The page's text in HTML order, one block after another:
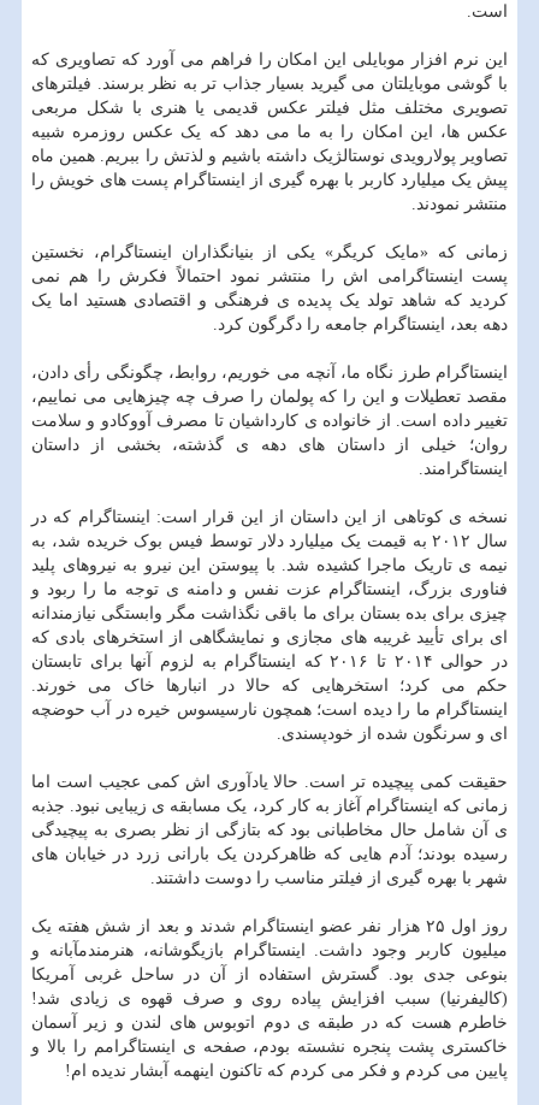
است.
این نرم افزار موبایلی این امکان را فراهم می آورد که تصاویری که
با گوشی موبایلتان می گیرید بسیار جذاب تر به نظر برسند. فیلترهای
تصویری مختلف مثل فیلتر عکس قدیمی یا هنری با شکل مربعی
عکس ها، این امکان را به ما می دهد که یک عکس روزمره شبیه
تصاویر پولارویدی نوستالژیک داشته باشیم و لذتش را ببریم. همین ماه
پیش یک میلیارد کاربر با بهره گیری از اینستاگرام پست های خویش را
منتشر نمودند.
زمانی که «مایک کریگر» یکی از بنیانگذاران اینستاگرام، نخستین
پست اینستاگرامی اش را منتشر نمود احتمالاً فکرش را هم نمی
کردید که شاهد تولد یک پدیده ی فرهنگی و اقتصادی هستید اما یک
دهه بعد، اینستاگرام جامعه را دگرگون کرد.
اینستاگرام طرز نگاه ما، آنچه می خوریم، روابط، چگونگی رأی دادن،
مقصد تعطیلات و این را که پولمان را صرف چه چیزهایی می نماییم،
تغییر داده است. از خانواده ی کارداشیان تا مصرف آووکادو و سلامت
روان؛ خیلی از داستان های دهه ی گذشته، بخشی از داستان
اینستاگرامند.
نسخه ی کوتاهی از این داستان از این قرار است: اینستاگرام که در
سال ۲۰۱۲ به قیمت یک میلیارد دلار توسط فیس بوک خریده شد، به
نیمه ی تاریک ماجرا کشیده شد. با پیوستن این نیرو به نیروهای پلید
فناوری بزرگ، اینستاگرام عزت نفس و دامنه ی توجه ما را ربود و
چیزی برای بده بستان برای ما باقی نگذاشت مگر وابستگی نیازمندانه
ای برای تأیید غریبه های مجازی و نمایشگاهی از استخرهای بادی که
در حوالی ۲۰۱۴ تا ۲۰۱۶ که اینستاگرام به لزوم آنها برای تابستان
حکم می کرد؛ استخرهایی که حالا در انبارها خاک می خورند.
اینستاگرام ما را دیده است؛ همچون نارسیسوس خیره در آب حوضچه
ای و سرنگون شده از خودپسندی.
حقیقت کمی پیچیده تر است. حالا یادآوری اش کمی عجیب است اما
زمانی که اینستاگرام آغاز به کار کرد، یک مسابقه ی زیبایی نبود. جذبه
ی آن شامل حال مخاطبانی بود که بتازگی از نظر بصری به پیچیدگی
رسیده بودند؛ آدم هایی که ظاهرکردن یک بارانی زرد در خیابان های
شهر با بهره گیری از فیلتر مناسب را دوست داشتند.
روز اول ۲۵ هزار نفر عضو اینستاگرام شدند و بعد از شش هفته یک
میلیون کاربر وجود داشت. اینستاگرام بازیگوشانه، هنرمندمآبانه و
بنوعی جدی بود. گسترش استفاده از آن در ساحل غربی آمریکا
(کالیفرنیا) سبب افزایش پیاده روی و صرف قهوه ی زیادی شد!
خاطرم هست که در طبقه ی دوم اتوبوس های لندن و زیر آسمان
خاکستری پشت پنجره نشسته بودم، صفحه ی اینستاگرامم را بالا و
پایین می کردم و فکر می کردم که تاکنون اینهمه آبشار ندیده ام!